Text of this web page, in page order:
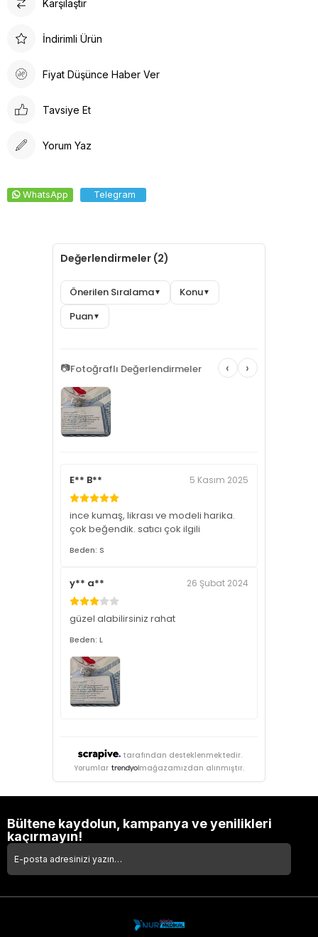
Karşılaştır
İndirimli Ürün
Fiyat Düşünce Haber Ver
Tavsiye Et
Yorum Yaz
WhatsApp Telegram
Değerlendirmeler (2)
Önerilen Sıralama▼ Konu▼
Puan▼
📷Fotoğraflı Değerlendirmeler ‹ ›
E** B** 5 Kasım 2025
ince kumaş, likrası ve modeli harika.
çok beğendik. satıcı çok ilgili
Beden: S
y** a** 26 Şubat 2024
güzel alabilirsiniz rahat
Beden: L
tarafından desteklenmektedir.
Yorumlar
mağazamızdan alınmıştır.
Bültene kaydolun, kampanya ve yenilikleri
kaçırmayın!